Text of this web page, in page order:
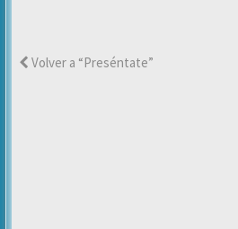
Volver a “Preséntate”